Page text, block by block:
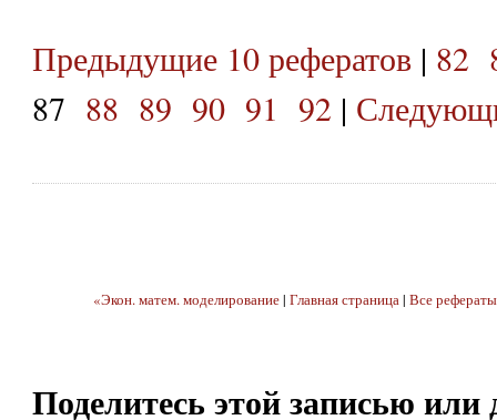
Предыдущие 10 рефератов | 82
87 88 89 90 91 92 |
«Экон. матем. моделирование| Главная страница| Все рефераты
Поделитесь этой записью или